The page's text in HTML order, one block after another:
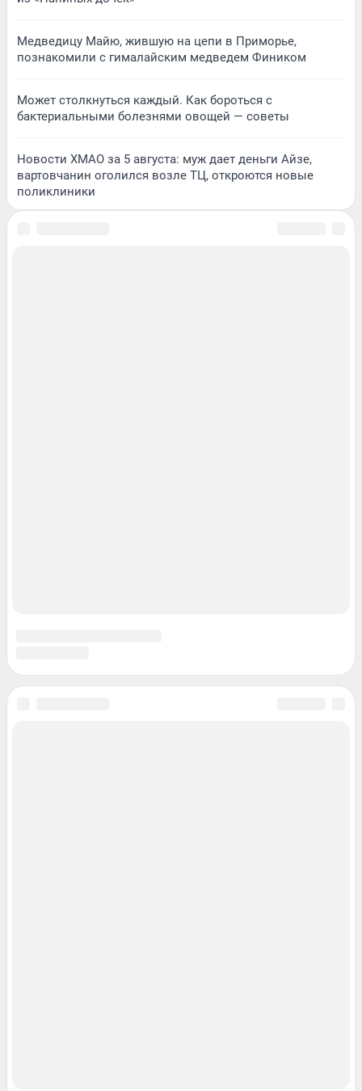
Медведицу Майю, жившую на цепи в Приморье,
познакомили с гималайским медведем Фиником
Может столкнуться каждый. Как бороться с
бактериальными болезнями овощей — советы
Новости ХМАО за 5 августа: муж дает деньги Айзе,
вартовчанин оголился возле ТЦ, откроются новые
поликлиники